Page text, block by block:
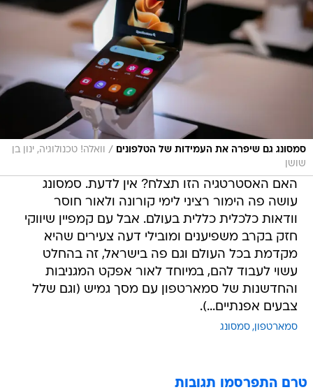
סמסונג גם שיפרה את העמידות של הטלפונים /
וואלה! טכנולוגיה, ינון בן
שושן
האם האסטרטגיה הזו תצלח? אין לדעת. סמסונג
עושה פה הימור רציני לימי קורונה ולאור חוסר
וודאות כלכלית כללית בעולם. אבל עם קמפיין שיווקי
חזק בקרב משפיענים ומובילי דעה צעירים שהיא
מקדמת בכל העולם וגם פה בישראל, זה בהחלט
עשוי לעבוד להם, במיוחד לאור אפקט המגניבות
והחדשנות של סמארטפון עם מסך גמיש (וגם שלל
צבעים אפנתיים...).
סמארטפון סמסונג
טרם התפרסמו תגובות